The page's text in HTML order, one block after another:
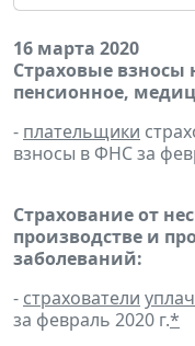
16 марта 2020
Страховые взносы
пенсионное,
- плательщики
взносы в ФНС за
Страхование от
производстве и
заболеваний:
- страхователи
за февраль 2020 г.*